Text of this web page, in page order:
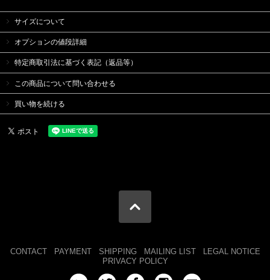
サイズについて
オプションの値段詳細
特定商取引法に基づく表記（返品等）
この商品について問い合わせる
買い物を続ける
CONTACT PAYMENT SHIPPING MAILING LIST
LEGAL NOTICE
PRIVACY POLICY